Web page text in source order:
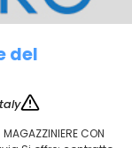
del
CON